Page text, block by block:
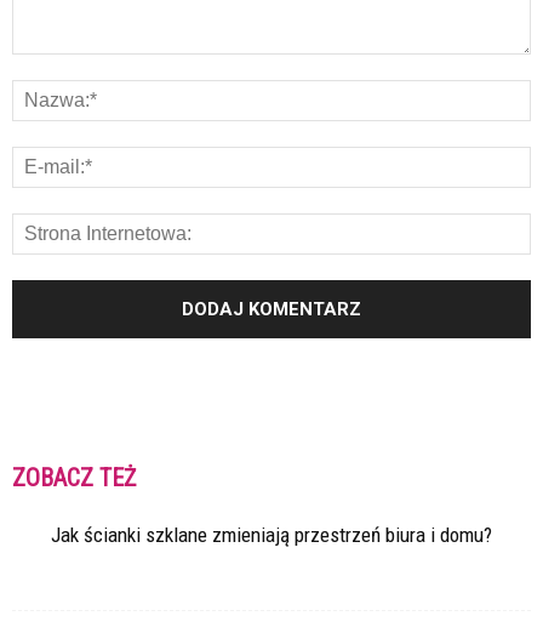
ZOBACZ TEŻ
Jak ścianki szklane zmieniają przestrzeń biura i domu?